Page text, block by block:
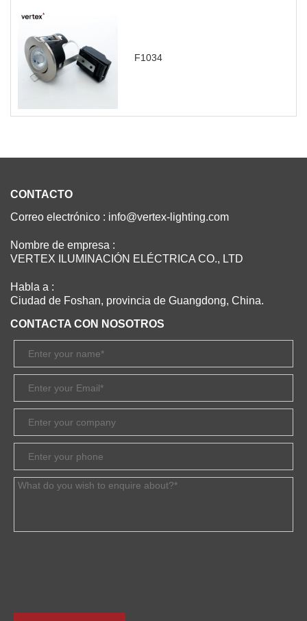
F1034
CONTACTO
Correo electrónico : info@vertex-lighting.com
Nombre de empresa :
VERTEX ILUMINACIÓN ELÉCTRICA CO., LTD
Habla a :
Ciudad de Foshan, provincia de Guangdong, China.
CONTACTA CON NOSOTROS